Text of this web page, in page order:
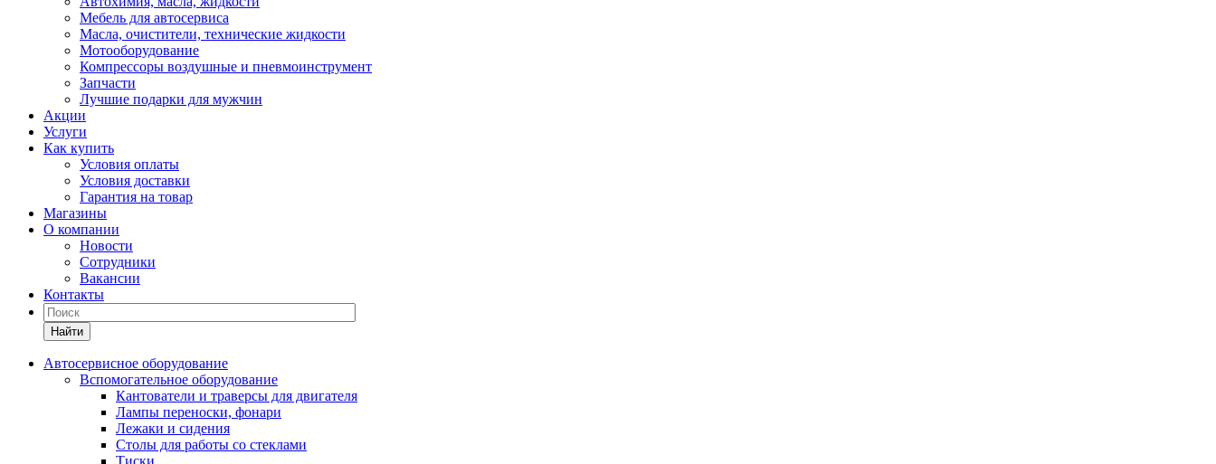
Мебель для автосервиса
Масла, очистители, технические жидкости
Мотооборудование
Компрессоры воздушные и пневмоинструмент
Запчасти
Лучшие подарки для мужчин
Акции
Услуги
Как купить
Условия оплаты
Условия доставки
Гарантия на товар
Магазины
О компании
Новости
Сотрудники
Вакансии
Контакты
Найти
Автосервисное оборудование
Вспомогательное оборудование
Кантователи и траверсы для двигателя
Лампы переноски, фонари
Лежаки и сидения
Столы для работы со стеклами
Тиски